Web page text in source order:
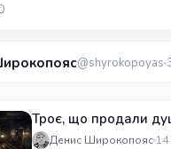
@shyrokopoyas
Троє, що продали
Денис Широкопояс 14